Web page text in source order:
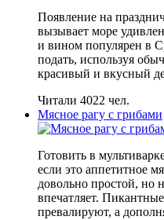
Появление на
вызывает море
и вином популярен в
подать, используя
красивый и вкусный
Читали 4022 чел.
Мясное рагу с грибами
Готовить в
если это аппетитное
довольно простой, но
впечатляет.
превалируют, а